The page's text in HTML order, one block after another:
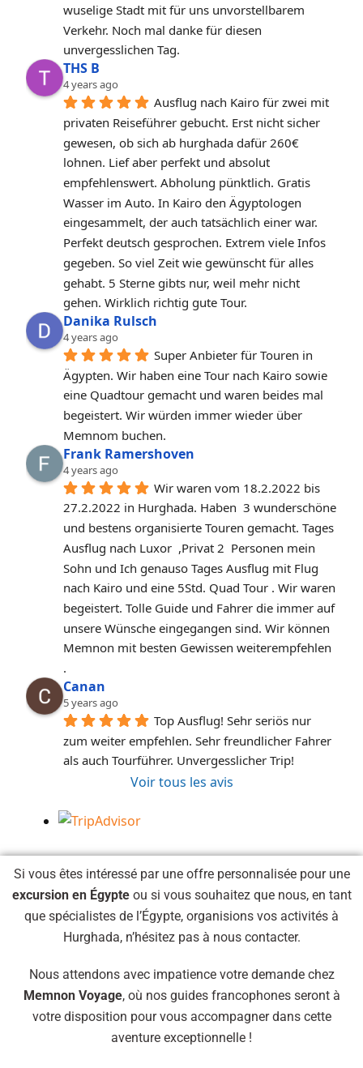
wuselige Stadt mit für uns unvorstellbarem
Verkehr. Noch mal danke für diesen
unvergesslichen Tag.
THS B
4 years ago
Ausflug nach Kairo für zwei mit
privaten Reiseführer gebucht. Erst nicht sicher
gewesen, ob sich ab hurghada dafür 260€
lohnen. Lief aber perfekt und absolut
empfehlenswert. Abholung pünktlich. Gratis
Wasser im Auto. In Kairo den Ägyptologen
eingesammelt, der auch tatsächlich einer war.
Perfekt deutsch gesprochen. Extrem viele Infos
gegeben. So viel Zeit wie gewünscht für alles
gehabt. 5 Sterne gibts nur, weil mehr nicht
gehen. Wirklich richtig gute Tour.
Danika Rulsch
4 years ago
Super Anbieter für Touren in
Ägypten. Wir haben eine Tour nach Kairo sowie
eine Quadtour gemacht und waren beides mal
begeistert. Wir würden immer wieder über
Memnom buchen.
Frank Ramershoven
4 years ago
Wir waren vom 18.2.2022 bis
27.2.2022 in Hurghada. Haben  3 wunderschöne
und bestens organisierte Touren gemacht. Tages
Ausflug nach Luxor  ,Privat 2  Personen mein
Sohn und Ich genauso Tages Ausflug mit Flug
nach Kairo und eine 5Std. Quad Tour . Wir waren
begeistert. Tolle Guide und Fahrer die immer auf
unsere Wünsche eingegangen sind. Wir können
Memnon mit besten Gewissen weiterempfehlen
.
Canan
5 years ago
Top Ausflug! Sehr seriös nur
zum weiter empfehlen. Sehr freundlicher Fahrer
als auch Tourführer. Unvergesslicher Trip!
Voir tous les avis
Si vous êtes intéressé par une offre personnalisée pour une
excursion en Égypteou si vous souhaitez que nous, en tant
que spécialistes de l’Égypte, organisions vos activités à
Hurghada, n’hésitez pas à nous contacter.
Nous attendons avec impatience votre demande chez
Memnon Voyage, où nos guides francophones seront à
votre disposition pour vous accompagner dans cette
aventure exceptionnelle !